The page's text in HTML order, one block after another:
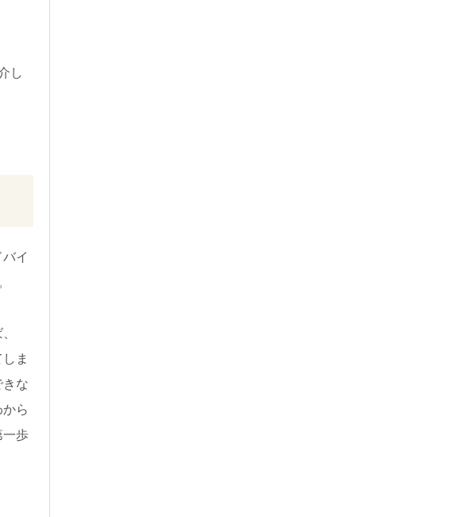
し
イ
ま
な
ら
一歩